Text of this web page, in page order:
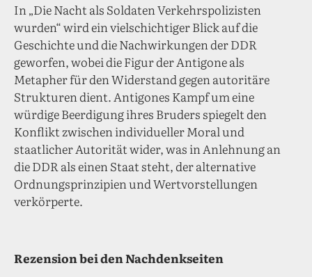
In „Die Nacht als Soldaten Verkehrspolizisten
wurden“ wird ein vielschichtiger Blick auf die
Geschichte und die Nachwirkungen der DDR
geworfen, wobei die Figur der Antigone als
Metapher für den Widerstand gegen autoritäre
Strukturen dient. Antigones Kampf um eine
würdige Beerdigung ihres Bruders spiegelt den
Konflikt zwischen individueller Moral und
staatlicher Autorität wider, was in Anlehnung an
die DDR als einen Staat steht, der alternative
Ordnungsprinzipien und Wertvorstellungen
verkörperte.
Rezension bei den Nachdenkseiten